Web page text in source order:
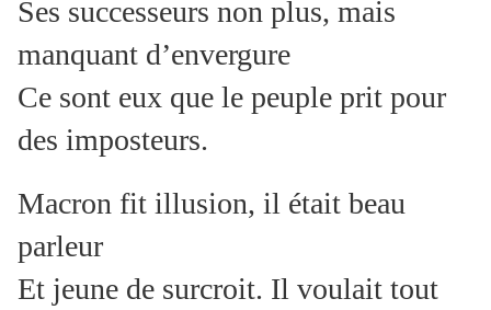
Ses successeurs non plus, mais
manquant d’envergure
Ce sont eux que le peuple prit pour
des imposteurs.
Macron fit illusion, il était beau
parleur
Et jeune de surcroit. Il voulait tout